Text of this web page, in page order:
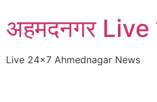
to
content
अहमदनगर Live
Live 24×7 Ahmednagar News